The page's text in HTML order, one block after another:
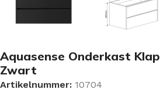
Aquasense Onderkast
Zwart
Artikelnummer: 10704